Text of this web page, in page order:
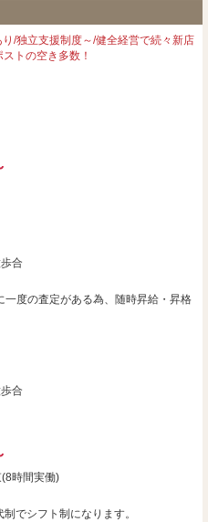
/独立支援制度～/健全経営で続々新店
トの空き多数！
合
一度の査定がある為、随時昇給・昇格
合
時間実働)
でシフト制になります。